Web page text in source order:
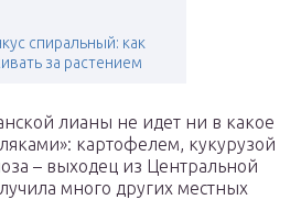
спиральный: как
за растением
лианы не идет ни в какое
картофелем, кукурузой
– выходец из Центральной
много других местных